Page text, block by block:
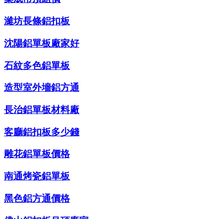
濰坊長條鋁扣板
沈陽鋁單板廠家好
石紋多色鋁單板
造型室外墻鋁方通
長治鋁單板材料廠
客廳鋁扣板多少錢
雕花鋁單板價格
南通烤瓷鋁單板
黑色鋁方通價格